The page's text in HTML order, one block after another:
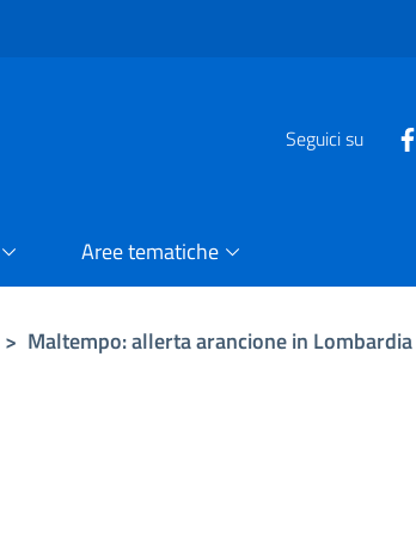
Seguici su
Aree tematiche
> Maltempo: allerta arancione in Lombardia